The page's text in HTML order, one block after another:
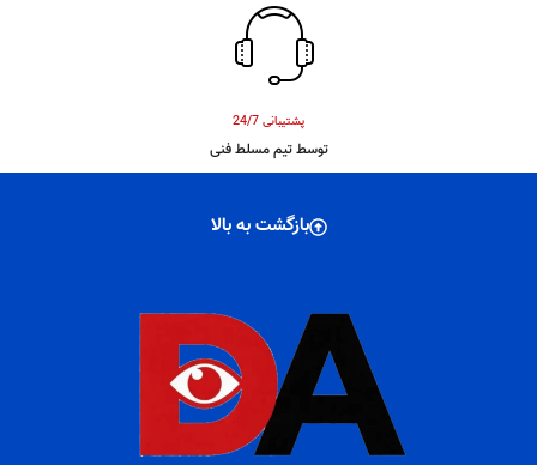
پشتیبانی 24/7
توسط تیم مسلط فنی
بازگشت به بالا